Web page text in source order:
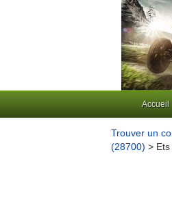
Accueil
Trouver un
(28700) >